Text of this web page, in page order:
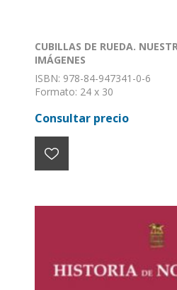
CUBILLAS DE RUEDA.
IMÁGENES
ISBN: 978-84-947341-0-6
Formato: 24 x 30
Encuadernación: Tapa dura
Consultar precio